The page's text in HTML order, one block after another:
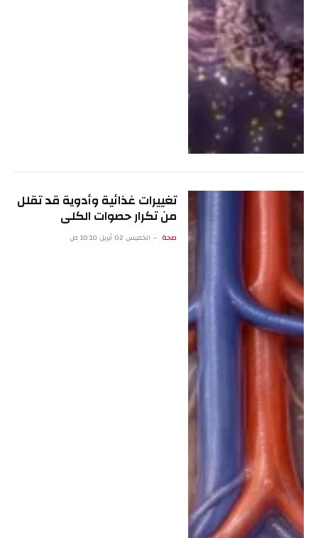
تغييرات غذائية وأدوية قد تقلل
من تكرار حصوات الكلى
صحة الخميس 02 أبريل 10:10 ص